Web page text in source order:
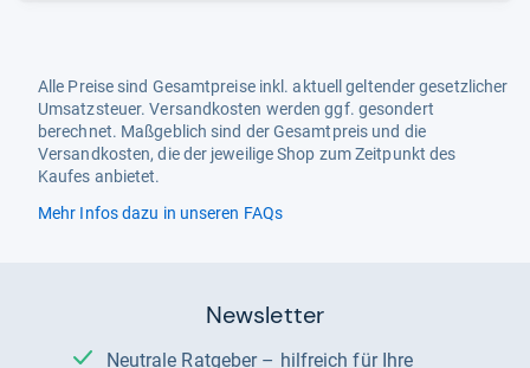
Alle Preise sind Gesamtpreise inkl. aktuell geltender gesetzlicher
Umsatzsteuer. Versandkosten werden ggf. gesondert
berechnet. Maßgeblich sind der Gesamtpreis und die
Versandkosten, die der jeweilige Shop zum Zeitpunkt des
Kaufes anbietet.
Mehr Infos dazu in unseren FAQs
Newsletter
Neutrale Ratgeber – hilfreich für Ihre